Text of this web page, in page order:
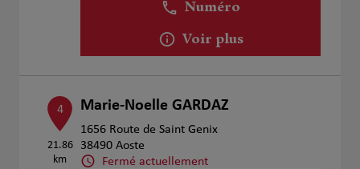
Numéro
Voir plus
4
21.86
km
Marie-Noelle GARDAZ
1656 Route de Saint Genix
38490 Aoste
Fermé actuellement